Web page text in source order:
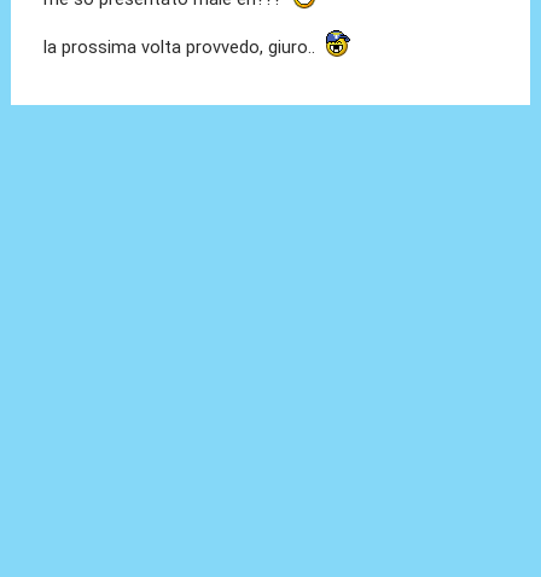
la prossima volta provvedo, giuro..